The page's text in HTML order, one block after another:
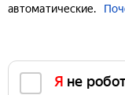
автоматические.
Я не